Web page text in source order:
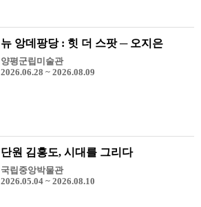
뉴 앙데팡당 : 힛 더 스팟 ─ 오지은
양평군립미술관
2026.06.28 ~ 2026.08.09
단원 김홍도, 시대를 그리다
국립중앙박물관
2026.05.04 ~ 2026.08.10